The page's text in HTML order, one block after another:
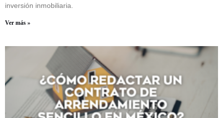
inversión inmobiliaria.
Ver más »